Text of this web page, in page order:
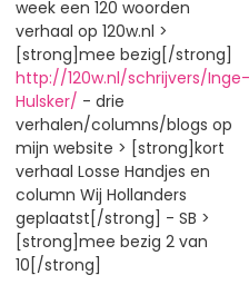
week een 120 woorden
verhaal op 120w.nl >
[strong]mee bezig[/strong]
http://120w.nl/schrijvers/Inge-
Hulsker/ - drie
verhalen/columns/blogs op
mijn website > [strong]kort
verhaal Losse Handjes en
column Wij Hollanders
geplaatst[/strong] - SB >
[strong]mee bezig 2 van
10[/strong]